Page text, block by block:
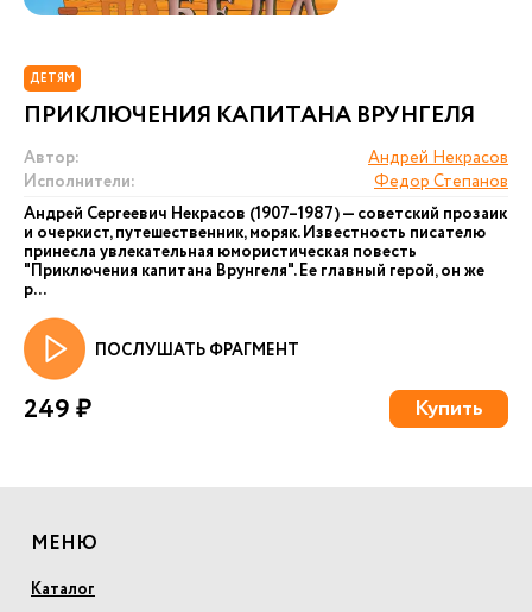
ДЕТЯМ
ПРИКЛЮЧЕНИЯ КАПИТАНА ВРУНГЕЛЯ
Автор:
Андрей Некрасов
Исполнители:
Федор Степанов
Андрей Сергеевич Некрасов (1907–1987) — советский прозаик
и очеркист, путешественник, моряк. Известность писателю
принесла увлекательная юмористическая повесть
"Приключения капитана Врунгеля". Ее главный герой, он же
р...
ПОСЛУШАТЬ ФРАГМЕНТ
249 ₽ Купить
МЕНЮ
Каталог